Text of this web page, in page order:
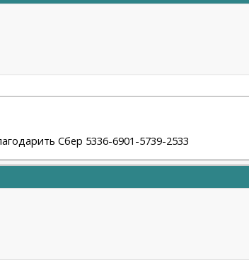
Сбер 5336-6901-5739-2533